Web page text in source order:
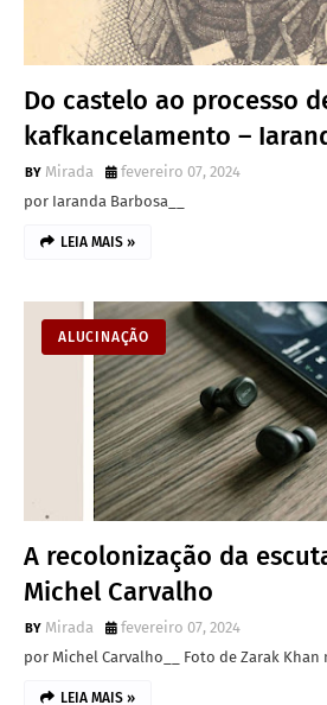
Do castelo ao processo
kafkancelamento –
Mirada
fevereiro 07, 2024
por Iaranda Barbosa__
LEIA MAIS »
ALUCINAÇÃO
A recolonização da
Michel Carvalho
Mirada
fevereiro 07, 2024
por Michel Carvalho__ Foto de Zarak Khan
LEIA MAIS »